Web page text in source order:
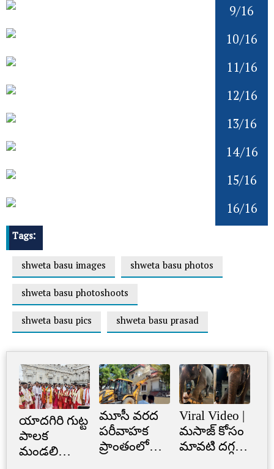
9/16
10/16
11/16
12/16
13/16
14/16
15/16
16/16
Tags:
shweta basu images
shweta basu photos
shweta basu photoshoots
shweta basu pics
shweta basu prasad
యాదగిరి గుట్ట
పాలక
మండలి
మూసీ వరద
పరీవాహక
ప్రాంతంలో
Viral Video |
మసాజ్ కోసం
మావటి దగ్గర